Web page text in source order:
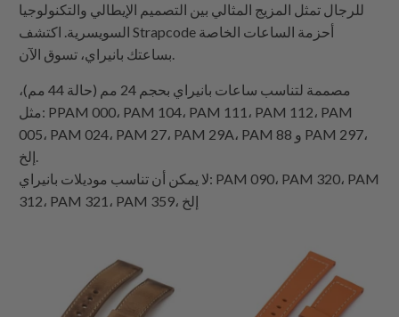
للرجال تمثل المزيج المثالي بين التصميم الإيطالي والتكنولوجيا
السويسرية. اكتشفStrapcode
بساعتك بانيراي، تسوق الآن.
مصممة لتناسب ساعات بانيراي بحجم 24 مم (حالة 44 مم)،
مثل: PPAM 000، PAM 104، PAM 111، PAM 112، PAM
005، PAM 024، PAM 27، PAM 29A، PAM 88 و PAM 297،
إلخ.
لا يمكن أن تناسب موديلات بانيراي: PAM 090، PAM 320، PAM
312، PAM 321، PAM 359، إلخ